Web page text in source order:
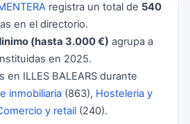
registra un total de 540
en el directorio.
(hasta 3.000 €) agrupa a
en 2025.
en ILLES BALEARS durante
inmobiliaria (863), Hosteleria y
y retail (240).